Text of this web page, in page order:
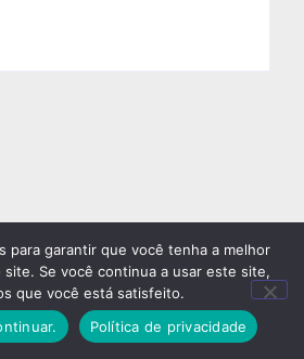
para garantir que você tenha a melhor
Se você continua a usar este site,
que você está satisfeito.
Política de privacidade